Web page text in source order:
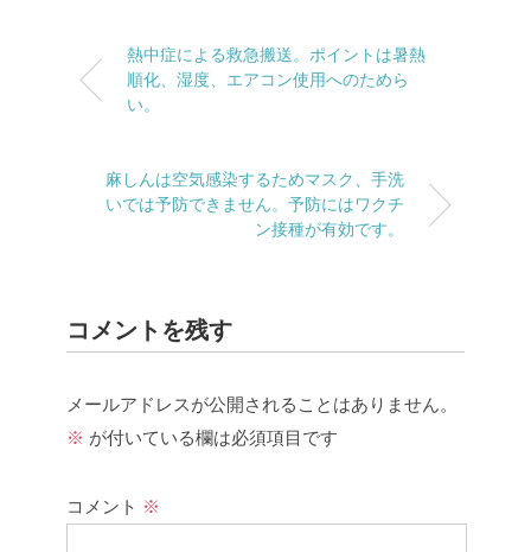
熱中症による救急搬送。ポイントは暑熱
順化、湿度、エアコン使用へのためら
い。
麻しんは空気感染するためマスク、手洗
いでは予防できません。予防にはワクチ
ン接種が有効です。
コメントを残す
メールアドレスが公開されることはありません。
※ が付いている欄は必須項目です
コメント ※